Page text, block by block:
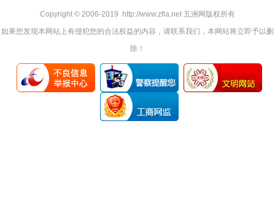
Copyright © 2006-2019 http://www.zfla.net 五洲网版权所有
如果您发现本网站上有侵犯您的合法权益的内容，请联系我们，本网站将立即予以删
除！